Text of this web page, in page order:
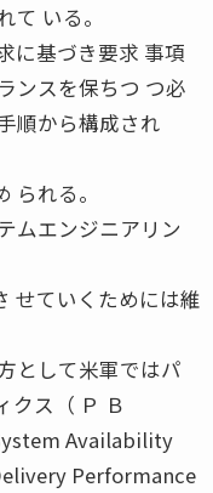
いる。
に基づき要求 事項
ンスを保ちつ つ必
順から構成され
れる。
ムエンジニアリン
せていくためには維
として米軍ではパ
クス（ Ｐ Ｂ
Availability
Performance